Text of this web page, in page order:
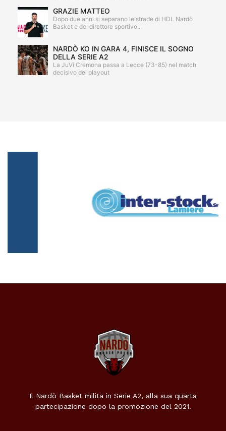
GRAZIE MATTEO
Dopo due anni si separano le strade di HDL Nardò
Basket e del direttore sportivo...
NARDÒ KO IN GARA 4, FINISCE IL SOGNO
DELLA SERIE A2
La JuVi Cremona passa a Lecce (73-85) nel match
decisivo dei playout
Il Nardò Basket milita in Serie A2, alla sua quarta
partecipazione dopo la promozione del 2021.